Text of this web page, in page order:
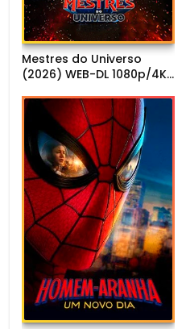
Mestres do Universo
(2026) WEB-DL 1080p/4K